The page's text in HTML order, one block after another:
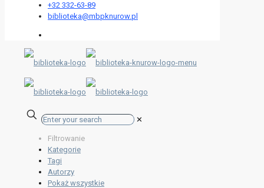
+32 332-63-89
biblioteka@mbpknurow.pl
✕
Filtrowanie
Kategorie
Tagi
Autorzy
Pokaż wszystkie